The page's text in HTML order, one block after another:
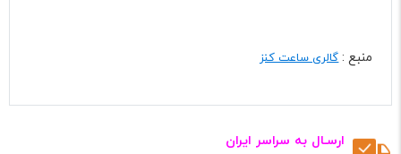
منبع :گالری ساعت کنز
ارسـال به سراسر ایران